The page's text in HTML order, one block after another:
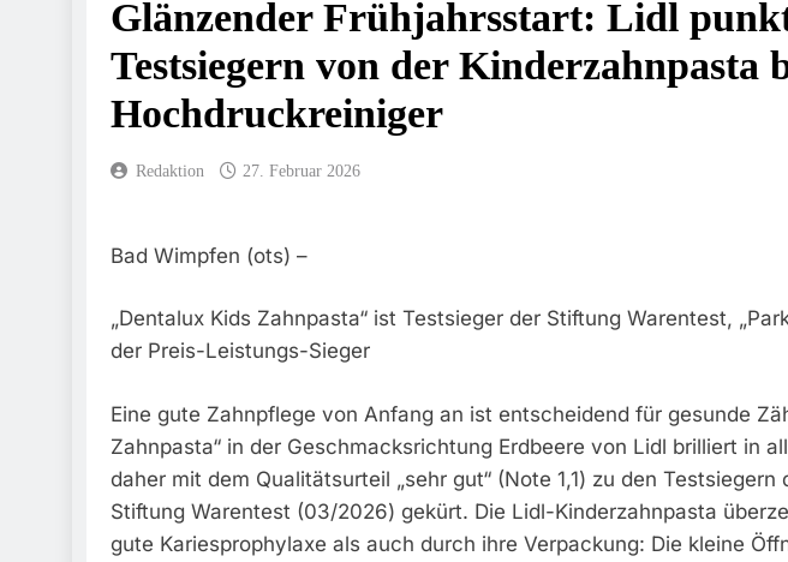
FW-M: Brand In Stillgelegtem Bahngebäude
5. August 2026
HZA-R: Zoll Deckt Auf: Mehr Als 17.000
Sicherstellung Unversteuerter Zigaretten Und
4. August 2026
Bundespolizeidirektion München: Mit Dem
Bundespolizeidirektion München:
FW-M: Wochenendrückblick Der
3. August 2026
Bundespolizeidirektion München:
FW-M: Technische Rettung In
31. Juli 2026
Glänzender Frühjahrsstart: Lidl
Testsiegern von der Kinderzahnpasta
Hochdruckreiniger
Redaktion 27. Februar 2026
Bad Wimpfen (ots) –
„Dentalux Kids Zahnpasta“ ist Testsieger der Stiftung Warentest,
der Preis-Leistungs-Sieger
Eine gute Zahnpflege von Anfang an ist entscheidend für gesunde
Zahnpasta“ in der Geschmacksrichtung Erdbeere von Lidl brilliert in
daher mit dem Qualitätsurteil „sehr gut“ (Note 1,1) zu den
Stiftung Warentest (03/2026) gekürt. Die Lidl-Kinderzahnpasta
gute Kariesprophylaxe als auch durch ihre Verpackung: Die kleine